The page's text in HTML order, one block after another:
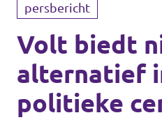
Nederlands
Onze lokale
Standpunten
Over Volt
Mensen
persbericht
Volt biedt
alternatief
politieke